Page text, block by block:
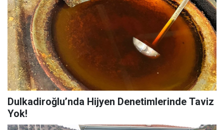
Dulkadiroğlu’nda Hijyen Denetimlerinde Taviz
Yok!